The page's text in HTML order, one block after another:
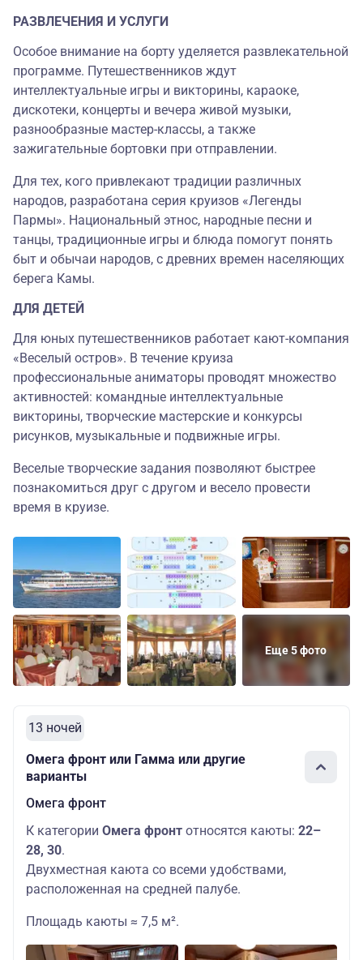
РАЗВЛЕЧЕНИЯ И УСЛУГИ
Особое внимание на борту уделяется развлекательной
программе. Путешественников ждут
интеллектуальные игры и викторины, караоке,
дискотеки, концерты и вечера живой музыки,
разнообразные мастер-классы, а также
зажигательные бортовки при отправлении.
Для тех, кого привлекают традиции различных
народов, разработана серия круизов «Легенды
Пармы». Национальный этнос, народные песни и
танцы, традиционные игры и блюда помогут понять
быт и обычаи народов, с древних времен населяющих
берега Камы.
ДЛЯ ДЕТЕЙ
Для юных путешественников работает кают-компания
«Веселый остров». В течение круиза
профессиональные аниматоры проводят множество
активностей: командные интеллектуальные
викторины, творческие мастерские и конкурсы
рисунков, музыкальные и подвижные игры.
Веселые творческие задания позволяют быстрее
познакомиться друг с другом и весело провести
время в круизе.
Еще 5 фото
13 ночей
Омега фронт или Гамма или другие
варианты
Омега фронт
К категории Омега фронт относятся каюты: 22–
28, 30.
Двухместная каюта со всеми удобствами,
расположенная на средней палубе.
Площадь каюты ≈ 7,5 м².